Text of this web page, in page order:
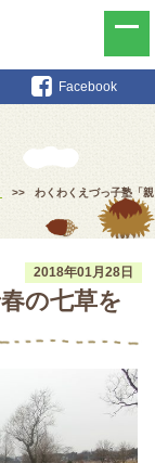
Facebook
>>
わくわくえづっ子塾「親
2018年01月28日
の七草を